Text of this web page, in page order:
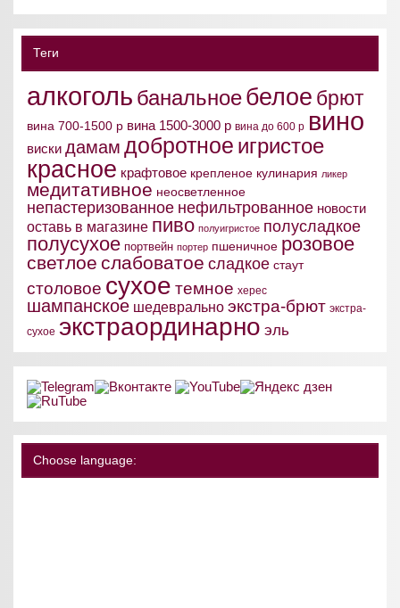
Теги
алкоголь банальноебелое брют
вина 700-1500 р вина 1500-3000 р вина до 600 р вино
виски дамам добротное игристое
красное крафтовое крепленое кулинария ликер
медитативное неосветленное
непастеризованное нефильтрованное новости
оставь в магазине пиво полуигристое полусладкое
полусухое портвейн портер пшеничное розовое
светлое слабоватое сладкое стаут
столовое сухое темное херес
шампанское шедеврально экстра-брют экстра-
сухое экстраординарно эль
Choose language: